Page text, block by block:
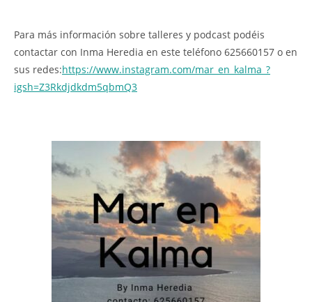
Para más información sobre talleres y podcast podéis
contactar con Inma Heredia en este teléfono 625660157 o en
sus redes:https://www.instagram.com/mar_en_kalma_?
igsh=Z3Rkdjdkdm5qbmQ3